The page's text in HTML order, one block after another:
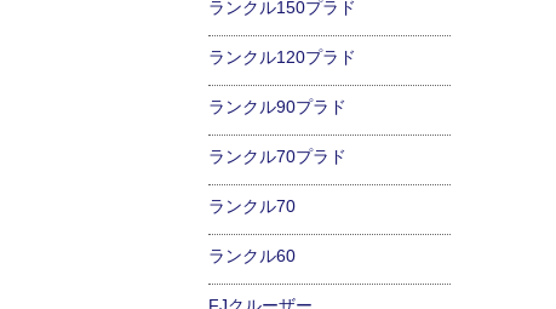
ランクル150プラド
ランクル120プラド
ランクル90プラド
ランクル70プラド
ランクル70
ランクル60